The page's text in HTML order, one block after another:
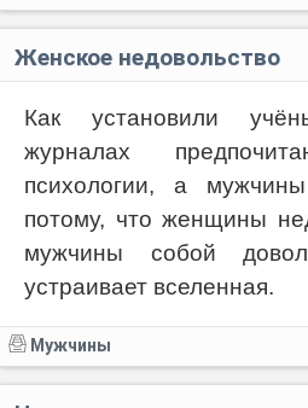
Женское недовольство
Как установили
журналах
психологии, а
потому, что женщины
мужчины собой
устраивает вселенная.
Мужчины